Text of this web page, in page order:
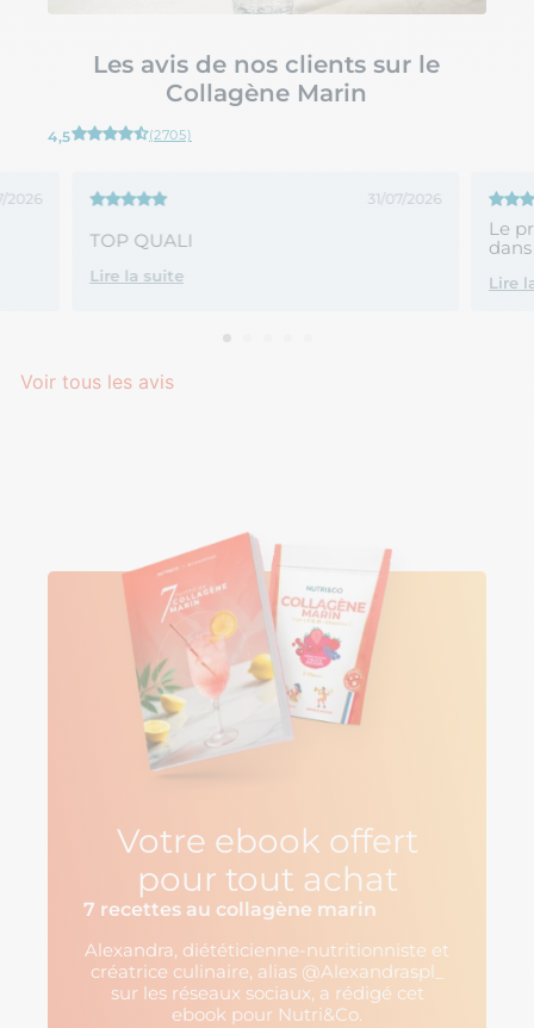
Les avis de nos clients sur le
Collagène Marin
4,5 (2705)
2026 31/07/2026
TOP QUALI
Lire la suite
Le
Lire
Voir tous les avis
Votre ebook offert
pour tout achat
7 recettes au collagène marin
Alexandra, diététicienne-nutritionniste et
créatrice culinaire, alias @Alexandraspl_
sur les réseaux sociaux, a rédigé cet
ebook pour Nutri&Co.